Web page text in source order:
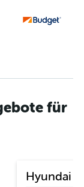
für
Hyundai